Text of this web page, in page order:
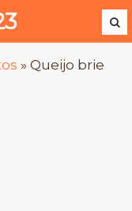
» Queijo brie